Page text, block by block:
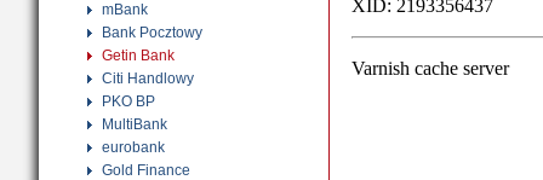
mBank
Bank Pocztowy
Getin Bank
Citi Handlowy
PKO BP
MultiBank
eurobank
Gold Finance